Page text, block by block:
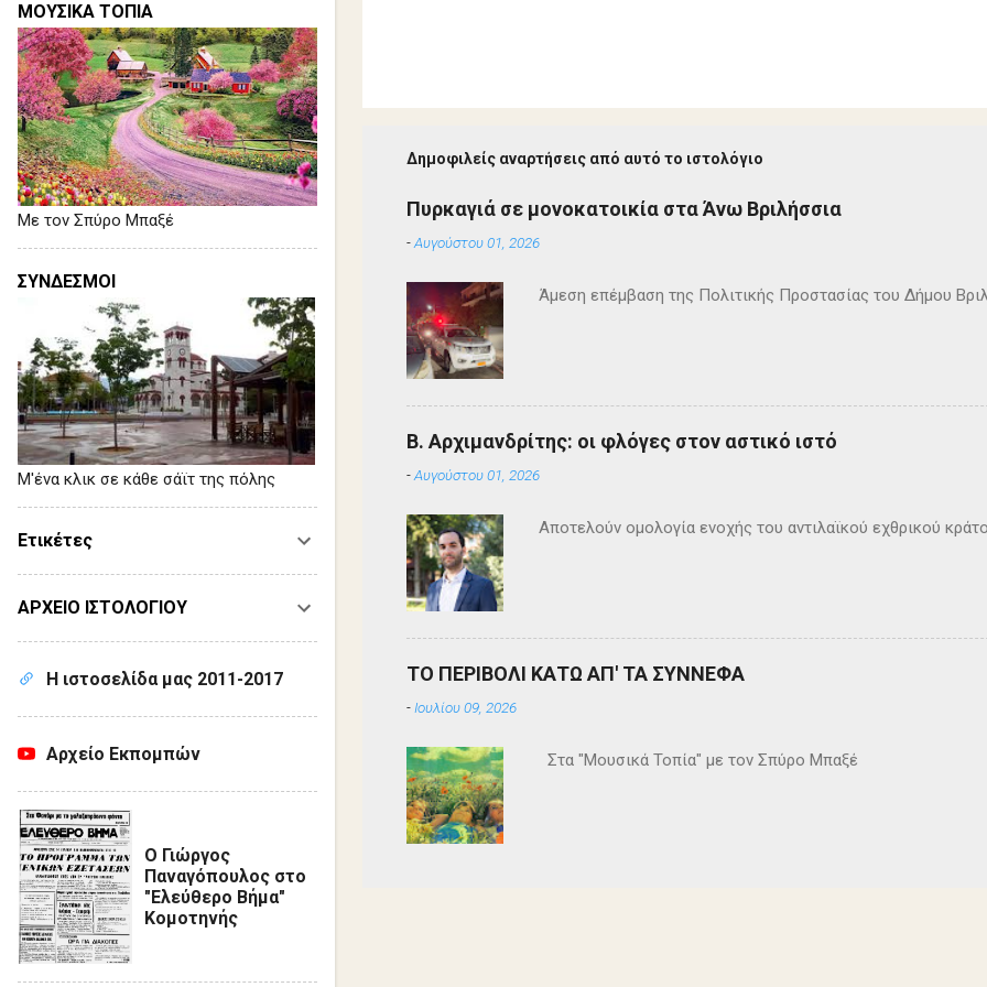
Δημοφιλείς αναρτήσεις από αυτό το ιστολόγιο
Πυρκαγιά σε μονοκατοικία στα Άνω Βριλήσσια
-Αυγούστου 01, 2026
Άμεση επέμβαση της Πολιτικής Προστασίας του Δήμου
Β. Αρχιμανδρίτης: οι φλόγες στον αστικό ιστό
-Αυγούστου 01, 2026
Αποτελούν ομολογία ενοχής του αντιλαϊκού εχθρικού
ΤΟ ΠΕΡΙΒΟΛΙ ΚΑΤΩ ΑΠ' ΤΑ ΣΥΝΝΕΦΑ
- Ιουλίου 09, 2026
Στα "Μουσικά Τοπία" με τον Σπύρο Μπαξέ
ΜΟΥΣΙΚΑ ΤΟΠΙΑ
Με τον Σπύρο Μπαξέ
ΣΥΝΔΕΣΜΟΙ
Μ'ένα κλικ σε κάθε σάϊτ της πόλης
Ετικέτες
ΑΡΧΕΙΟ ΙΣΤΟΛΟΓΙΟΥ
Η ιστοσελίδα μας 2011-2017
Αρχείο Εκπομπών
Ο Γιώργος
Παναγόπουλος στο
"Ελεύθερο Βήμα"
Κομοτηνής